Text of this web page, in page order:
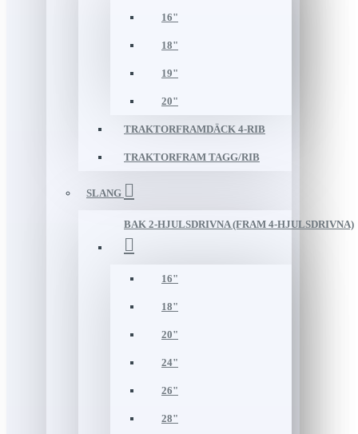
16"
18"
19"
20"
TRAKTORFRAMDÄCK 4-RIB
TRAKTORFRAM TAGG/RIB
SLANG
BAK 2-HJULSDRIVNA (FRAM 4-HJULSDRIVNA)
16"
18"
20"
24"
26"
28"